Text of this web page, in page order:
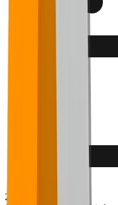
20 de maio de 2024